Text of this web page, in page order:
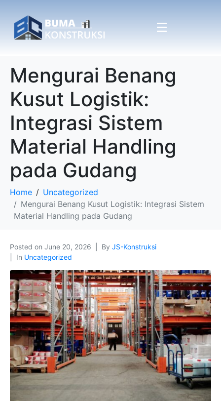
Mengurai Benang
Kusut Logistik:
Integrasi Sistem
Material Handling
pada Gudang
Home
Uncategorized
Mengurai Benang Kusut Logistik: Integrasi Sistem
Material Handling pada Gudang
Posted on June 20, 2026 By JS-Konstruksi
In Uncategorized